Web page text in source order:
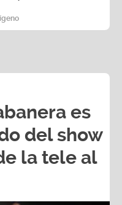
es
del show
la tele al